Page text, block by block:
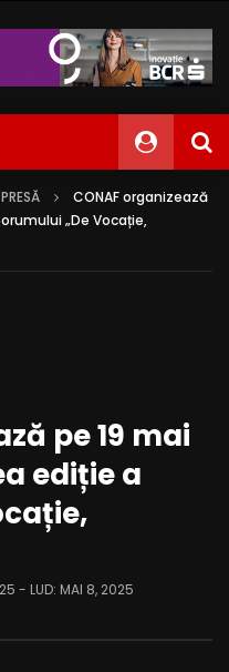
CONAF organizează
„De Vocație,
pe 19 mai
ediție a
- LUD: MAI 8, 2025